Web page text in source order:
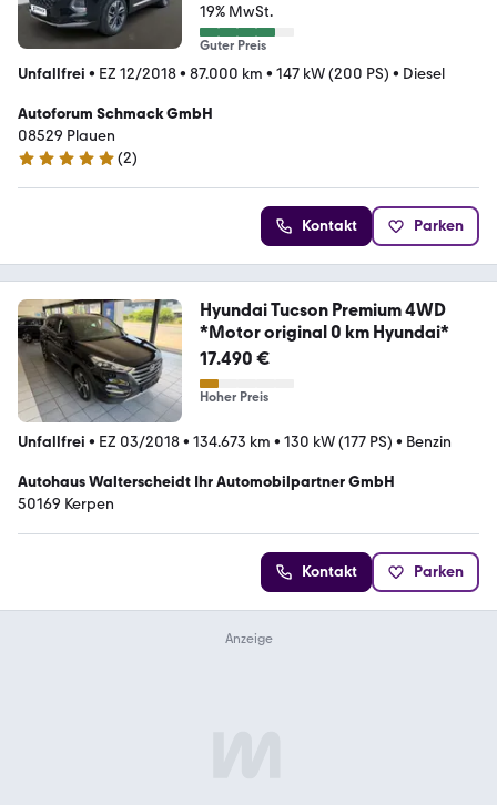
19% MwSt.
Guter Preis
Unfallfrei • EZ 12/2018• 87.000 km • 147 kW (200 PS) • Diesel
Autoforum Schmack GmbH
08529 Plauen
5 Sterne
(2)
Kontakt Parken
Hyundai Tucson Premium 4WD
*Motor original 0 km Hyundai*
17.490 €
Hoher Preis
Unfallfrei • EZ 03/2018• 134.673 km • 130 kW (177 PS) • Benzin
Autohaus Walterscheidt Ihr Automobilpartner GmbH
50169 Kerpen
Kontakt Parken